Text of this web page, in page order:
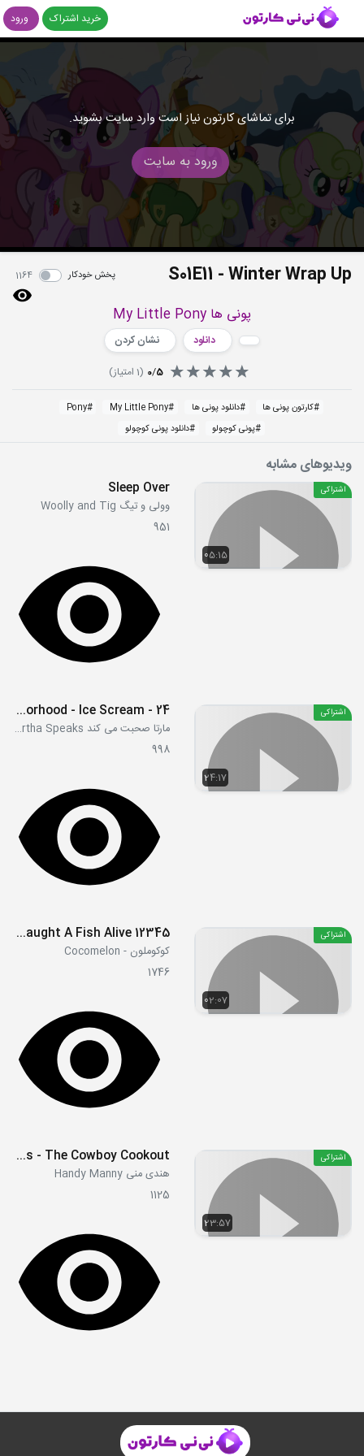
خرید اشتراک ورود
برای تماشای کارتون نیاز است وارد سایت بشوید.
ورود به سایت
S01E11 - Winter Wrap Up پخش خودکار 1164
پونی ها My Little Pony
دانلود
نشان کردن
0/5
(
1 امتیاز)
#کارتون پونی ها #دانلود پونی ها #
My Little Pony
#
Pony
#پونی کوچولو #دانلود پونی کوچولو
ویدیوهای مشابه
05:15
اشتراکی Sleep Over
وولی و تیگ Woolly and Tig
951
24:17
اشتراکی 24 - There Goes the Neighborhood - Ice Scream
مارتا صحبت می کند Martha Speaks
998
02:07
اشتراکی 12345 Once I Caught A Fish Alive!
کوکوملون - Cocomelon
1746
23:57
اشتراکی S03E24 - The Great Outdoors - The Cowboy Cookout
هندی منی Handy Manny
1125